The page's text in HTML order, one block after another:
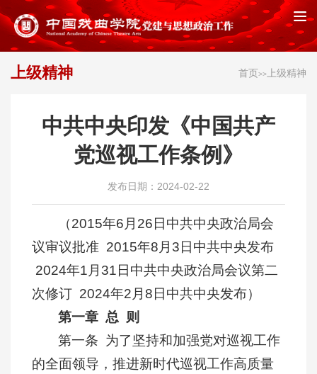
上级精神 首页>> 上级精神
中共中央印发《中国共产
党巡视工作条例》
发布日期：2024-02-22
（2015年6月26日中共中央政治局会
议审议批准 2015年8月3日中共中央发布
2024年1月31日中共中央政治局会议第二
次修订 2024年2月8日中共中央发布）
第一章 总 则
第一条 为了坚持和加强党对巡视工作
的全面领导，推进新时代巡视工作高质量